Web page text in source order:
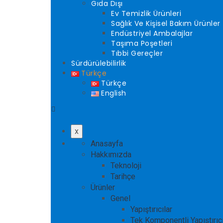
Gıda Dışı
Ev Temizlik Ürünleri
Sağlık Ve Kişisel Bakım Ürünler
Endüstriyel Ambalajlar
Taşıma Poşetleri
Tıbbi Gereçler
Sürdürülebilirlik
Türkçe
Türkçe
English
x
Anasayfa
Hakkımızda
Teknoloji
Tarihçe
Ürünler
Genel
Yapıştırıcılar
Tek Komponentli